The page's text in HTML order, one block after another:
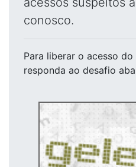
conosco.
Para liberar o acesso do
responda ao desafio